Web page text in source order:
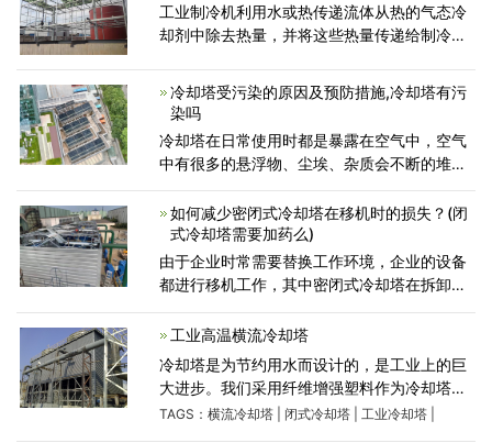
工业制冷机利用水或热传递流体从热的气态冷
却剂中除去热量，并将这些热量传递给制冷
用来自塔或外部源的环境空气或水进行再生，
然后返回再循环。工业冷水
冷却塔受污染的原因及预防措施,冷却塔有污
染吗
冷却塔在日常使用时都是暴露在空气中，空气
中有很多的悬浮物、尘埃、杂质会不断的堆积
在冷却塔中，所以冷却塔会出现污垢沉淀。冷
却水系统内也会滋生大量生物藻泥，造成堵塞
现象。在冬季的时
如何减少密闭式冷却塔在移机时的损失？(闭
式冷却塔需要加药么)
由于企业时常需要替换工作环境，企业的设备
都进行移机工作，其中密闭式冷却塔在拆卸和
员，这样才能保障其在移机完成后不会出现损
坏与故障，减少移机对
工业高温横流冷却塔
冷却塔是为节约用水而设计的，是工业上的巨
大进步。我们采用纤维增强塑料作为冷却塔的
材料。它重量轻，噪音低，质量好。广泛应用
TAGS： 横流冷却塔| 闭式冷却塔| 工业冷却塔|